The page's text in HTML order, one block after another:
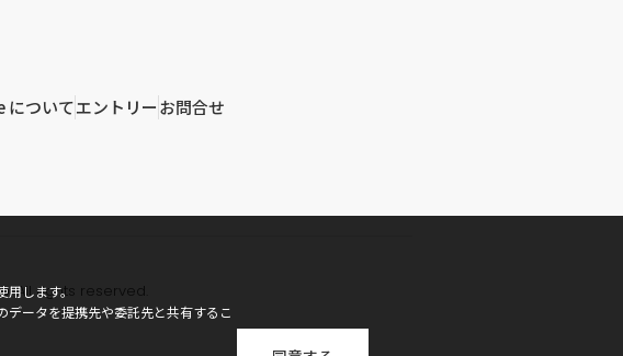
用します。
データを提携先や委託先と共有するこ
についてエントリーお問合せ
All rights reserved.